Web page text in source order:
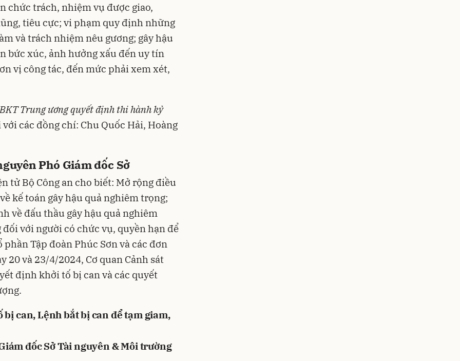
chức trách, nhiệm vụ được giao,
tiêu cực; vi phạm quy định những
và trách nhiệm nêu gương; gây hậu
bức xúc, ảnh hưởng xấu đến uy tín
vị công tác, đến mức phải xem xét,
Trung ương quyết định thi hành kỷ
các đồng chí: Chu Quốc Hải, Hoàng
Phó Giám đốc Sở
tử Bộ Công an cho biết: Mở rộng điều
kế toán gây hậu quả nghiêm trọng;
về đấu thầu gây hậu quả nghiêm
với người có chức vụ, quyền hạn để
Tập đoàn Phúc Sơn và các đơn
20 và 23/4/2024, Cơ quan Cảnh sát
định khởi tố bị can và các quyết
can, Lệnh bắt bị can để tạm giam,
đốc Sở Tài nguyên & Môi trường